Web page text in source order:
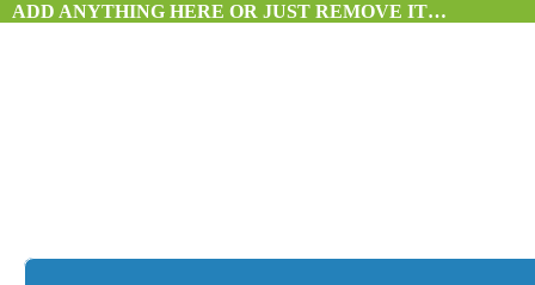
ADD ANYTHING HERE OR JUST REMOVE IT…